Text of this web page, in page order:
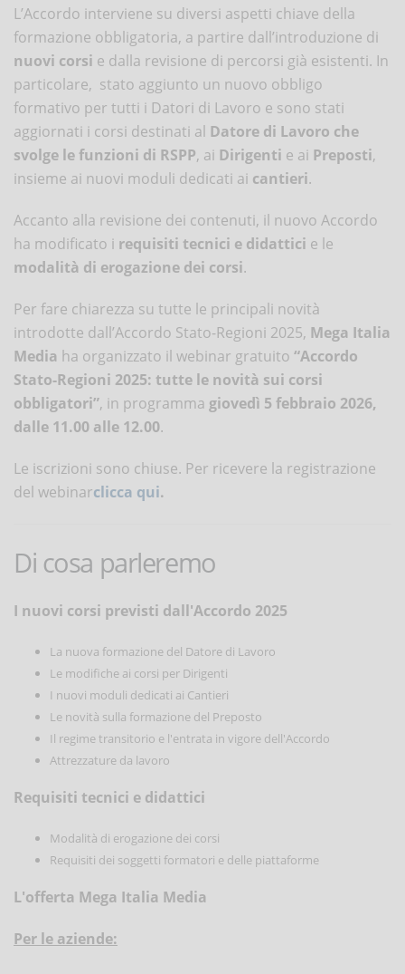
L’Accordo interviene su diversi aspetti chiave della
formazione obbligatoria, a partire dall’introduzione di
nuovi corsi e dalla revisione di percorsi già esistenti. In
particolare, stato aggiunto un nuovo obbligo
formativo per tutti i Datori di Lavoro e sono stati
aggiornati i corsi destinati al Datore di Lavoro che
svolge le funzioni di RSPP, ai Dirigenti e ai Preposti,
insieme ai nuovi moduli dedicati ai cantieri.
Accanto alla revisione dei contenuti, il nuovo Accordo
ha modificato i requisiti tecnici e didattici e le
modalità di erogazione dei corsi.
Per fare chiarezza su tutte le principali novità
introdotte dall’Accordo Stato-Regioni 2025, Mega Italia
Media ha organizzato il webinar gratuito “Accordo
Stato-Regioni 2025: tutte le novità sui corsi
obbligatori”, in programma giovedì 5 febbraio 2026,
dalle 11.00 alle 12.00.
Le iscrizioni sono chiuse. Per ricevere la registrazione
del webinarclicca qui.
Di cosa parleremo
I nuovi corsi previsti dall'Accordo 2025
La nuova formazione del Datore di Lavoro
Le modifiche ai corsi per Dirigenti
I nuovi moduli dedicati ai Cantieri
Le novità sulla formazione del Preposto
Il regime transitorio e l'entrata in vigore dell'Accordo
Attrezzature da lavoro
Requisiti tecnici e didattici
Modalità di erogazione dei corsi
Requisiti dei soggetti formatori e delle piattaforme
L'offerta Mega Italia Media
Per le aziende: